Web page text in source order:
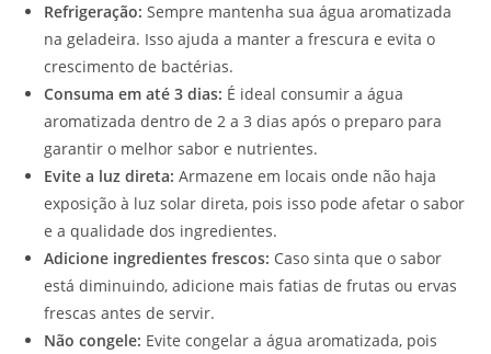
Refrigeração: Sempre mantenha sua água aromatizada
na geladeira. Isso ajuda a manter a frescura e evita o
crescimento de bactérias.
Consuma em até 3 dias: É ideal consumir a água
aromatizada dentro de 2 a 3 dias após o preparo para
garantir o melhor sabor e nutrientes.
Evite a luz direta: Armazene em locais onde não haja
exposição à luz solar direta, pois isso pode afetar o sabor
e a qualidade dos ingredientes.
Adicione ingredientes frescos: Caso sinta que o sabor
está diminuindo, adicione mais fatias de frutas ou ervas
frescas antes de servir.
Não congele: Evite congelar a água aromatizada, pois